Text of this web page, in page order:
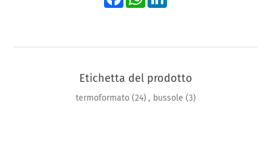
Etichetta del prodotto
termoformato (24) , bussole (3)